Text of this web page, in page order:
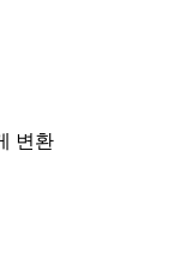
변환